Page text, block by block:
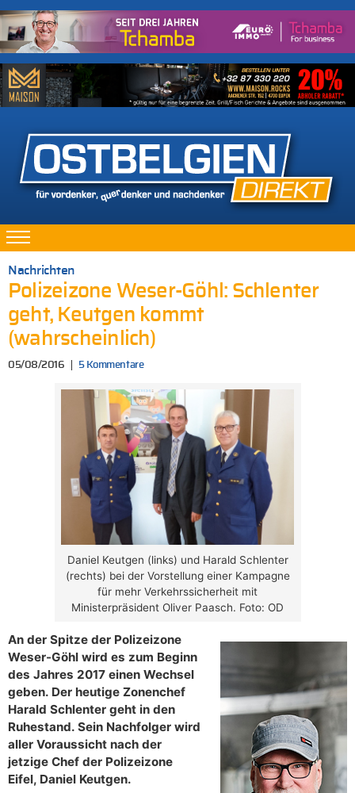
Nachrichten
Polizeizone Weser-Göhl: Schlenter
geht, Keutgen kommt
(wahrscheinlich)
05/08/2016 5 Kommentare
Daniel Keutgen (links) und Harald Schlenter
(rechts) bei der Vorstellung einer Kampagne
für mehr Verkehrssicherheit mit
Ministerpräsident Oliver Paasch. Foto: OD
An der Spitze der Polizeizone
Weser-Göhl wird es zum Beginn
des Jahres 2017 einen Wechsel
geben. Der heutige Zonenchef
Harald Schlenter geht in den
Ruhestand. Sein Nachfolger wird
aller Voraussicht nach der
jetzige Chef der Polizeizone
Eifel, Daniel Keutgen.